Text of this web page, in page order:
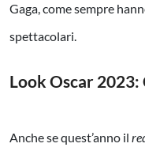
Gaga, come sempre
spettacolari.
Look Oscar
Anche se quest’anno il